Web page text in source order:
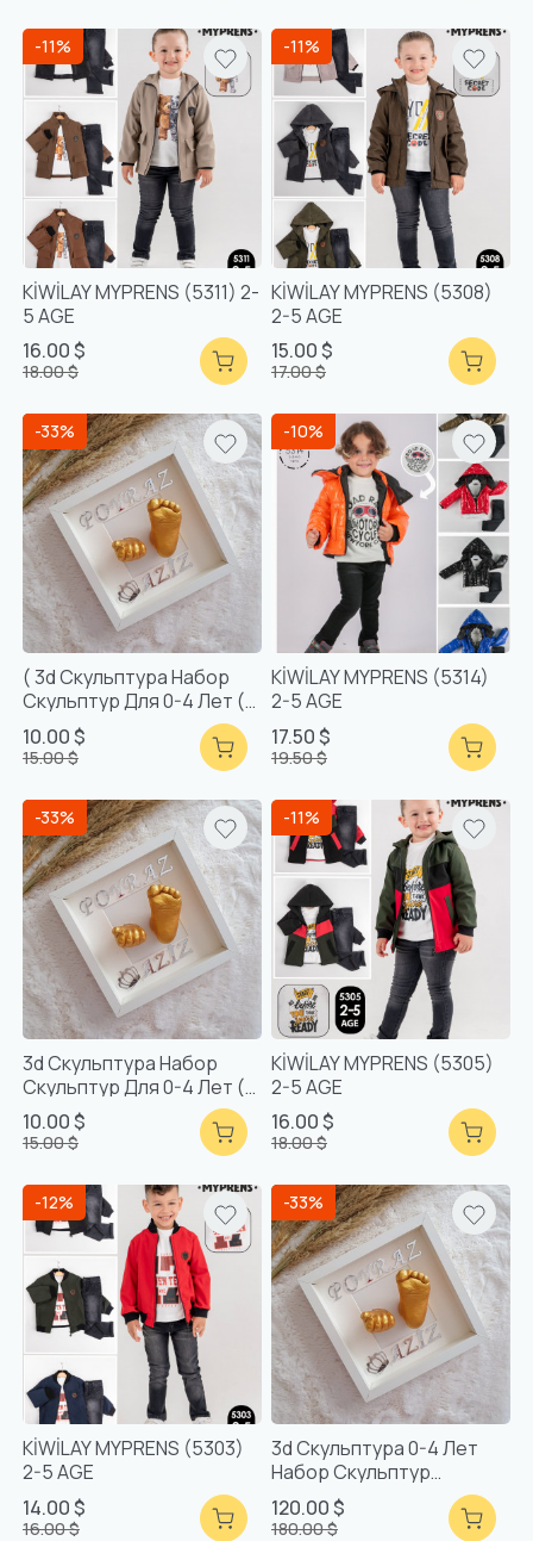
-11%
KİWİLAY MYPRENS (5311) 2-
5 AGE
16.00 $
18.00 $
-11%
KİWİLAY MYPRENS (5308)
2-5 AGE
15.00 $
17.00 $
-33%
( 3d Скульптура Набор
Скульптур Для 0-4 Лет (
Телесный Цвет)
10.00 $
15.00 $
-10%
KİWİLAY MYPRENS (5314)
2-5 AGE
17.50 $
19.50 $
-33%
3d Скульптура Набор
Скульптур Для 0-4 Лет (
Серебристый Цвет)
10.00 $
15.00 $
-11%
KİWİLAY MYPRENS (5305)
2-5 AGE
16.00 $
18.00 $
-12%
KİWİLAY MYPRENS (5303)
2-5 AGE
14.00 $
16.00 $
-33%
3d Скульптура 0-4 Лет
Набор Скульптур
Смешанная Упаковка
120.00 $
180.00 $